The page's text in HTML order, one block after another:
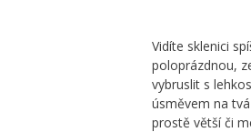
Vidíte sklenici
poloprázdnou,
vybruslit s
úsměvem na
prostě větší či